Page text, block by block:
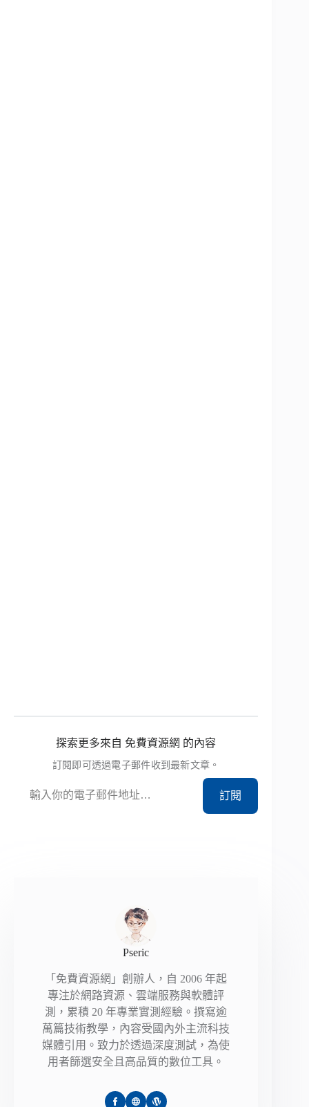
探索更多來自 免費資源網 的內容
訂閱即可透過電子郵件收到最新文章。
訂閱
Pseric
「免費資源網」創辦人，自 2006 年起
專注於網路資源、雲端服務與軟體評
測，累積 20 年專業實測經驗。撰寫逾
萬篇技術教學，內容受國內外主流科技
媒體引用。致力於透過深度測試，為使
用者篩選安全且高品質的數位工具。